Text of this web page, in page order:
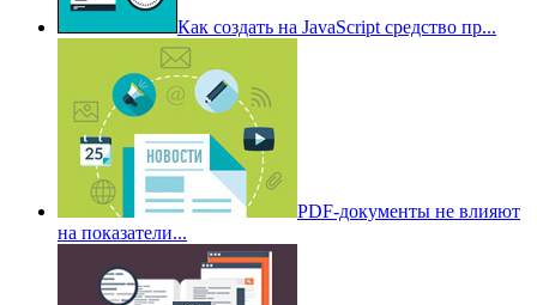
Как создать на JavaScript средство пр...
PDF-документы не влияют
на показатели...